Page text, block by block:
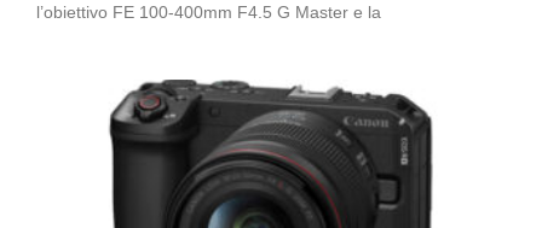
l’obiettivo FE 100-400mm F4.5 G Master e la